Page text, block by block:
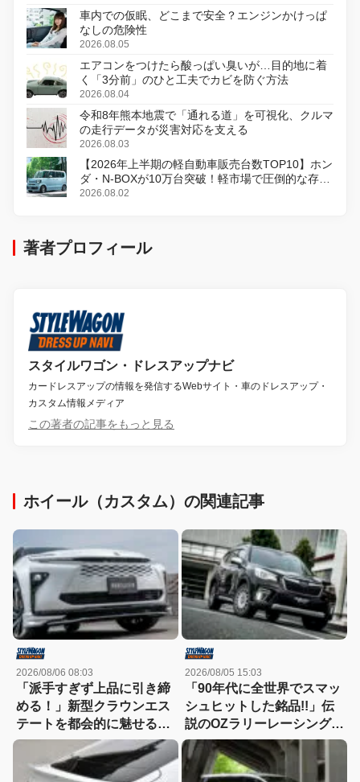
車内での仮眠、どこまで安全？エンジンかけっぱ
なしの危険性
2026.08.05
エアコンをつけたら酸っぱい臭いが…目的地に着
く「3分前」のひと工夫でカビを防ぐ方法
2026.08.04
令和8年熊本地震で「通れる道」を可視化、クルマ
の走行データが災害対応を支える
2026.08.03
【2026年上半期の軽自動車販売台数TOP10】ホン
ダ・N-BOXが10万台突破！軽市場で圧倒的な存在
感
2026.08.02
著者プロフィール
スタイルワゴン・ドレスアップナビ
カードレスアップの情報を発信するWebサイト・車のドレスアップ・
カスタム情報メディア
この著者の記事をもっと見る
ホイール（カスタム）の関連記事
2026/08/06 08:03
「派手すぎず上品に引き締
める！」新型クラウンエス
テートを都会的に魅せる、
モデリスタのディーラーで
買える流麗スタイル
2026/08/05 15:03
「90年代に全世界でスマッ
シュヒットした銘品!!」伝
説のOZラリーレーシングを
今だからこそ狙いたい！